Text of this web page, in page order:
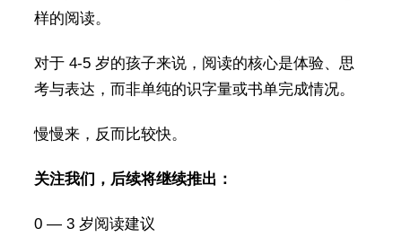
样的阅读。
对于 4-5 岁的孩子来说，阅读的核心是体验、思
考与表达，而非单纯的识字量或书单完成情况。
慢慢来，反而比较快。
关注我们，后续将继续推出：
0 — 3 岁阅读建议